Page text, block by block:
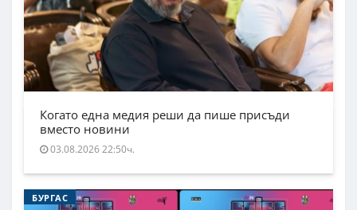
Когато една медия реши да пише присъди
вместо новини
03.08.2026 22:50ч.
БУРГАС